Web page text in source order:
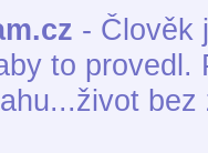
- Člověk
to provedl.
bez